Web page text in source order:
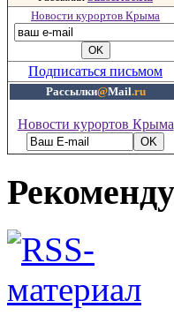
Новости курортов Крыма
Подписаться письмом
Рассылки@Mail.ru
Новости курортов Крыма